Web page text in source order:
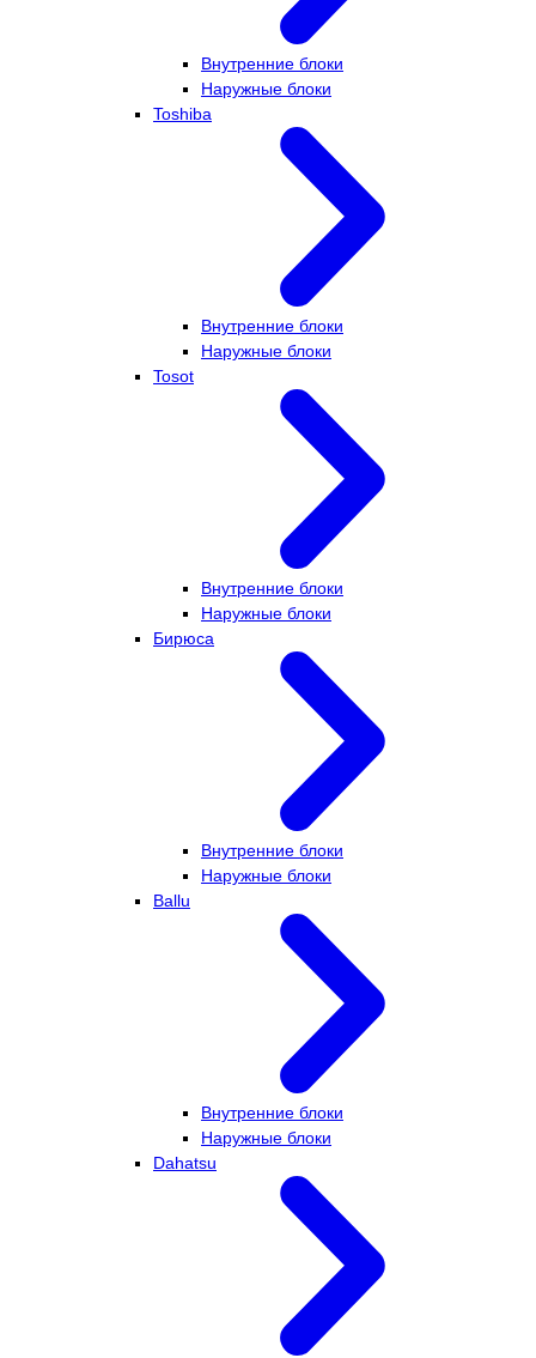
Внутренние блоки
Наружные блоки
Toshiba
Внутренние блоки
Наружные блоки
Tosot
Внутренние блоки
Наружные блоки
Бирюса
Внутренние блоки
Наружные блоки
Ballu
Внутренние блоки
Наружные блоки
Dahatsu